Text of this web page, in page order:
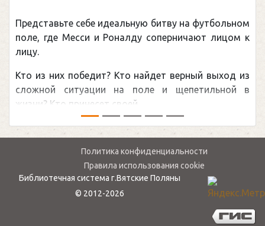
Представьте себе идеальную битву на футбольном
поле, где Месси и Роналду соперничают лицом к
лицу.
Кто из них победит? Кто найдет верный выход из
сложной ситуации на поле и щепетильной в
жизни? Кто принесет своей ...
Политика конфиденциальности
Правила использования cookie
Библиотечная система г.Вятские Поляны
© 2012-2026